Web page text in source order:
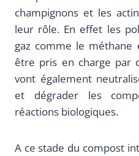
champignons et les
leur rôle. En effet les
gaz comme le méthane
être pris en charge par
vont également
et dégrader les
réactions biologiques.
A ce stade du compost